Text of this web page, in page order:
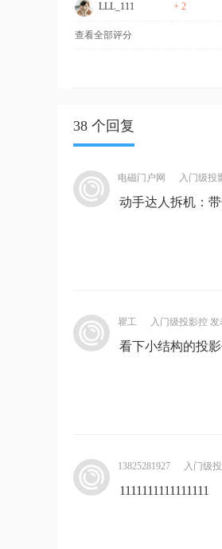
LLL_111 + 2
查看全部评分
38 个回复
电磁门户网 入门级投
动手达人拆机：
瞿工 入门级投影控 发
看下小结构的投
13825281927 入门级
1111111111111111